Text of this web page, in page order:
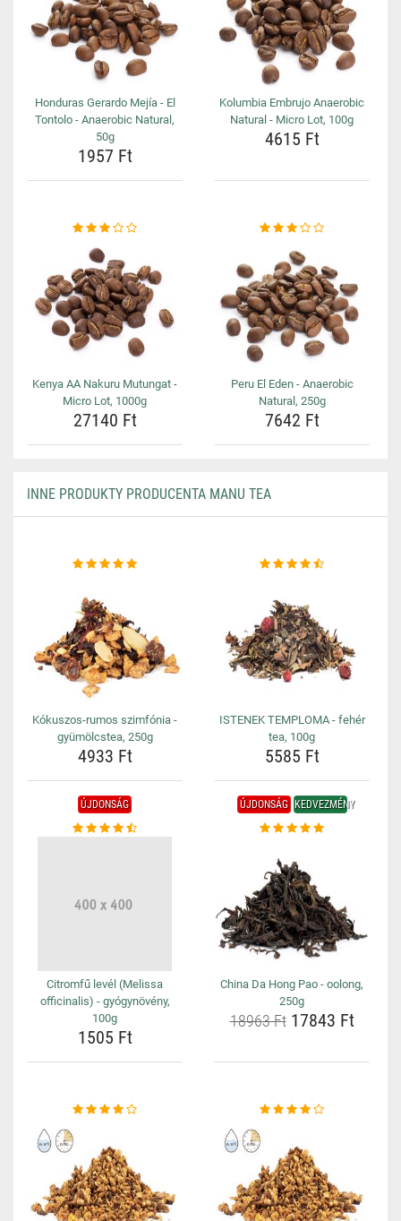
Honduras Gerardo Mejía - El
Tontolo - Anaerobic Natural,
50g
1957 Ft
Kolumbia Embrujo Anaerobic
Natural - Micro Lot, 100g
4615 Ft
Kenya AA Nakuru Mutungat -
Micro Lot, 1000g
27140 Ft
Peru El Eden - Anaerobic
Natural, 250g
7642 Ft
INNE PRODUKTY PRODUCENTA MANU TEA
Kókuszos-rumos szimfónia -
gyümölcstea, 250g
4933 Ft
ISTENEK TEMPLOMA - fehér
tea, 100g
5585 Ft
ÚJDONSÁG
Citromfű levél (Melissa
officinalis) - gyógynövény,
100g
1505 Ft
ÚJDONSÁG KEDVEZMÉNY
China Da Hong Pao - oolong,
250g
18963 Ft17843 Ft